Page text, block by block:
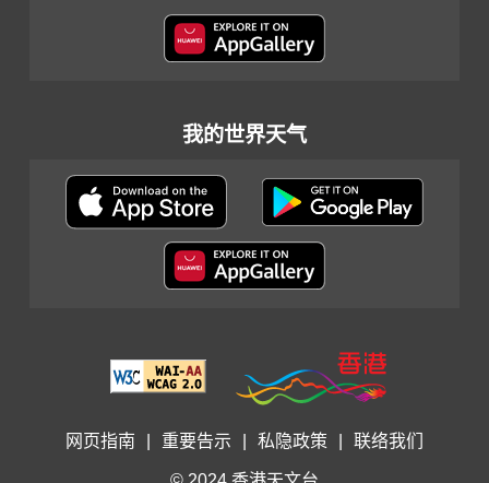
我的世界天气
网页指南 重要告示 私隐政策 联络我们